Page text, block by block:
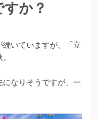
か？
いていますが、「立
になりそうですが、一